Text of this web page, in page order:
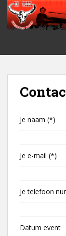
Je naam (*)
Je e-mail (*)
Je telefoon
Datum event